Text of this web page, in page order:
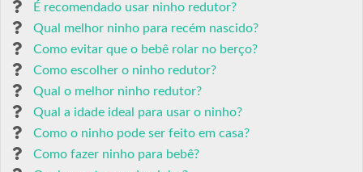
É recomendado usar ninho redutor?
Qual melhor ninho para recém nascido?
Como evitar que o bebê rolar no berço?
Como escolher o ninho redutor?
Qual o melhor ninho redutor?
Qual a idade ideal para usar o ninho?
Como o ninho pode ser feito em casa?
Como fazer ninho para bebê?